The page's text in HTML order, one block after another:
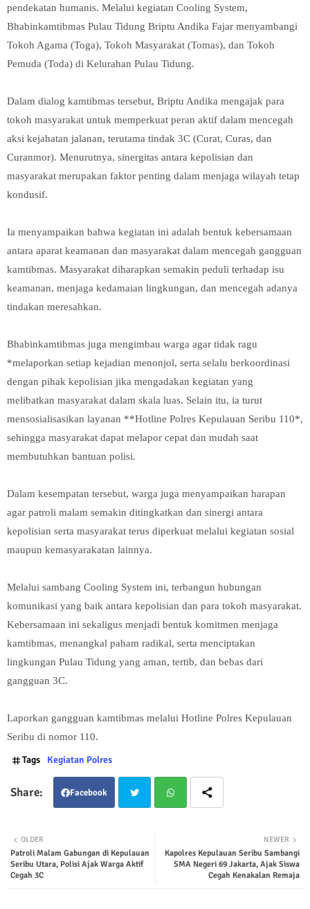
pendekatan humanis. Melalui kegiatan Cooling System,
Bhabinkamtibmas Pulau Tidung Briptu Andika Fajar menyambangi
Tokoh Agama (Toga), Tokoh Masyarakat (Tomas), dan Tokoh
Pemuda (Toda) di Kelurahan Pulau Tidung.
Dalam dialog kamtibmas tersebut, Briptu Andika mengajak para
tokoh masyarakat untuk memperkuat peran aktif dalam mencegah
aksi kejahatan jalanan, terutama tindak 3C (Curat, Curas, dan
Curanmor). Menurutnya, sinergitas antara kepolisian dan
masyarakat merupakan faktor penting dalam menjaga wilayah tetap
kondusif.
Ia menyampaikan bahwa kegiatan ini adalah bentuk kebersamaan
antara aparat keamanan dan masyarakat dalam mencegah gangguan
kamtibmas. Masyarakat diharapkan semakin peduli terhadap isu
keamanan, menjaga kedamaian lingkungan, dan mencegah adanya
tindakan meresahkan.
Bhabinkamtibmas juga mengimbau warga agar tidak ragu
*melaporkan setiap kejadian menonjol, serta selalu berkoordinasi
dengan pihak kepolisian jika mengadakan kegiatan yang
melibatkan masyarakat dalam skala luas. Selain itu, ia turut
mensosialisasikan layanan **Hotline Polres Kepulauan Seribu 110*,
sehingga masyarakat dapat melapor cepat dan mudah saat
membutuhkan bantuan polisi.
Dalam kesempatan tersebut, warga juga menyampaikan harapan
agar patroli malam semakin ditingkatkan dan sinergi antara
kepolisian serta masyarakat terus diperkuat melalui kegiatan sosial
maupun kemasyarakatan lainnya.
Melalui sambang Cooling System ini, terbangun hubungan
komunikasi yang baik antara kepolisian dan para tokoh masyarakat.
Kebersamaan ini sekaligus menjadi bentuk komitmen menjaga
kamtibmas, menangkal paham radikal, serta menciptakan
lingkungan Pulau Tidung yang aman, tertib, dan bebas dari
gangguan 3C.
Laporkan gangguan kamtibmas melalui Hotline Polres Kepulauan
Seribu di nomor 110.
Tags Kegiatan Polres
Facebook
ter tsap
NEWER
Kapolres Kepulauan Seribu Sambangi
SMA Negeri 69 Jakarta, Ajak Siswa
Cegah Kenakalan Remaja
OLDER
Patroli Malam Gabungan di Kepulauan
Seribu Utara, Polisi Ajak Warga Aktif
Cegah 3C